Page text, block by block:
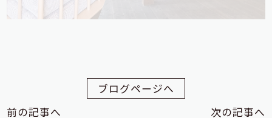
ブログページへ
前の記事へ
次の記事へ